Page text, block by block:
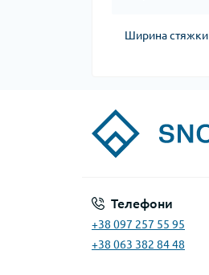
Ширина стяжки
Телефони
+38 097 257 55 95
+38 063 382 84 48